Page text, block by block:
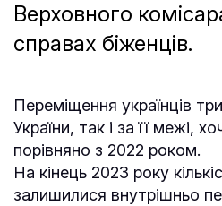
Верховного
справах біженців.
Переміщення українців
України, так і за її межі,
порівняно з 2022 роком.
На кінець 2023 року
залишилися внутрішньо